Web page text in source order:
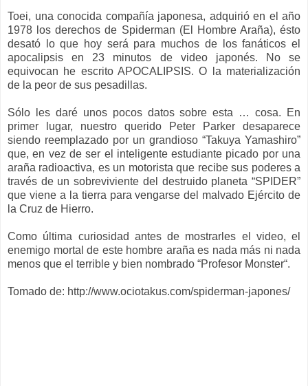
Toei, una conocida compañía japonesa, adquirió en el año
1978 los derechos de Spiderman (El Hombre Araña), ésto
desató lo que hoy será para muchos de los fanáticos el
apocalipsis en 23 minutos de video japonés. No se
equivocan he escrito APOCALIPSIS. O la materialización
de la peor de sus pesadillas.
Sólo les daré unos pocos datos sobre esta … cosa. En
primer lugar, nuestro querido Peter Parker desaparece
siendo reemplazado por un grandioso “Takuya Yamashiro”
que, en vez de ser el inteligente estudiante picado por una
araña radioactiva, es un motorista que recibe sus poderes a
través de un sobreviviente del destruido planeta “SPIDER”
que viene a la tierra para vengarse del malvado Ejército de
la Cruz de Hierro.
Como última curiosidad antes de mostrarles el video, el
enemigo mortal de este hombre araña es nada más ni nada
menos que el terrible y bien nombrado “Profesor Monster“.
Tomado de: http://www.ociotakus.com/spiderman-japones/